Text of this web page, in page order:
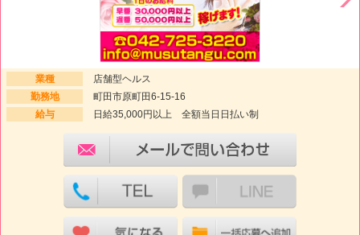
業種
店舗型ヘルス
勤務地
町田市原町田6-15-16
給与
日給35,000円以上 全額当日日払い制